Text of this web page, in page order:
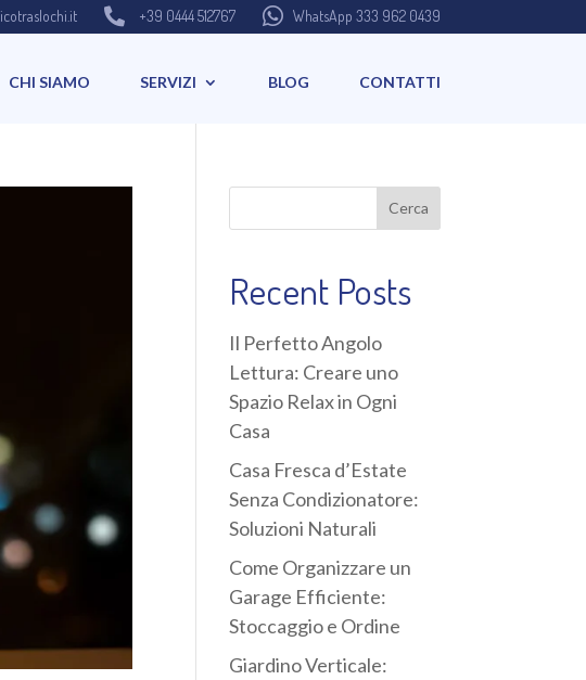
 +39 0444 512767  WhatsApp 333 962 0439
CHI SIAMO SERVIZI BLOG CONTATTI
Cerca
Recent Posts
Il Perfetto Angolo
Lettura: Creare uno
Spazio Relax in Ogni
Casa
Casa Fresca d’Estate
Senza Condizionatore:
Soluzioni Naturali
Come Organizzare un
Garage Efficiente:
Stoccaggio e Ordine
Giardino Verticale: